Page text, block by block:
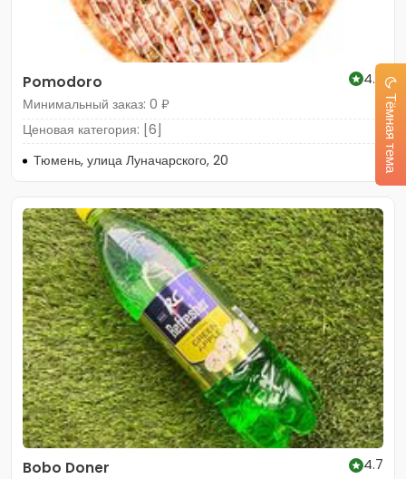
Pomodoro
4.6
Минимальный заказ: 0 ₽
Ценовая категория: [6]
Тюмень, улица Луначарского, 20
Bobo Doner
4.7
Тёмная тема